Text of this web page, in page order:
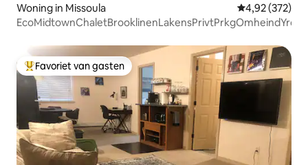
Woning in Missoula Gemiddelde
4,92 (372)
EcoMidtownChaletBrooklinenLakensPrivtPrkgOmheindYrd
Topfavoriet van gasten
Favoriet van gasten